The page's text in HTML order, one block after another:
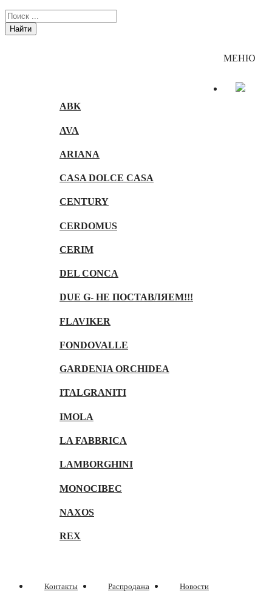
Найти
ABK
AVA
ARIANA
CASA DOLCE CASA
CENTURY
CERDOMUS
CERIM
DEL CONCA
DUE G- НЕ ПОСТАВЛЯЕМ!!!
FLAVIKER
FONDOVALLE
GARDENIA ORCHIDEA
ITALGRANITI
IMOLA
LA FABBRICA
LAMBORGHINI
MONOCIBEC
NAXOS
REX
Контакты Распродажа
Новости
МЕНЮ